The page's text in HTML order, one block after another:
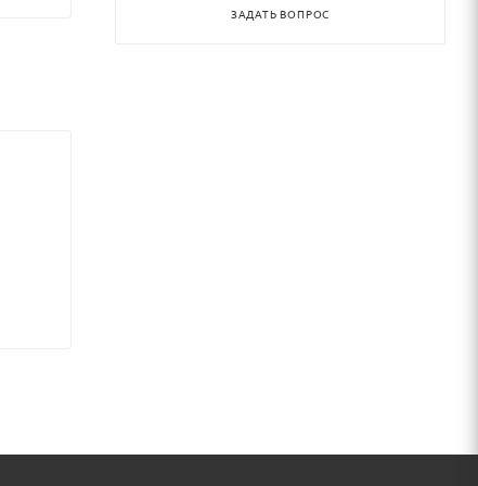
ЗАДАТЬ ВОПРОС